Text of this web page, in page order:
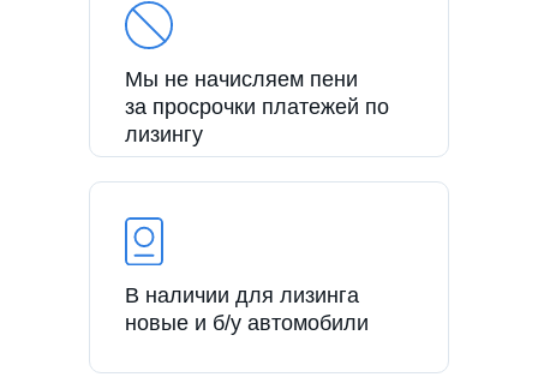
Мы не начисляем пени
за просрочки платежей по
лизингу
В наличии для лизинга
новые и б/у автомобили